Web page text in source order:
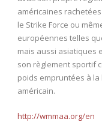
américaines rachetées
le Strike Force ou
européennes telles
mais aussi asiatiques
son règlement sportif
poids empruntées à
américain.
http://wmmaa.org/en